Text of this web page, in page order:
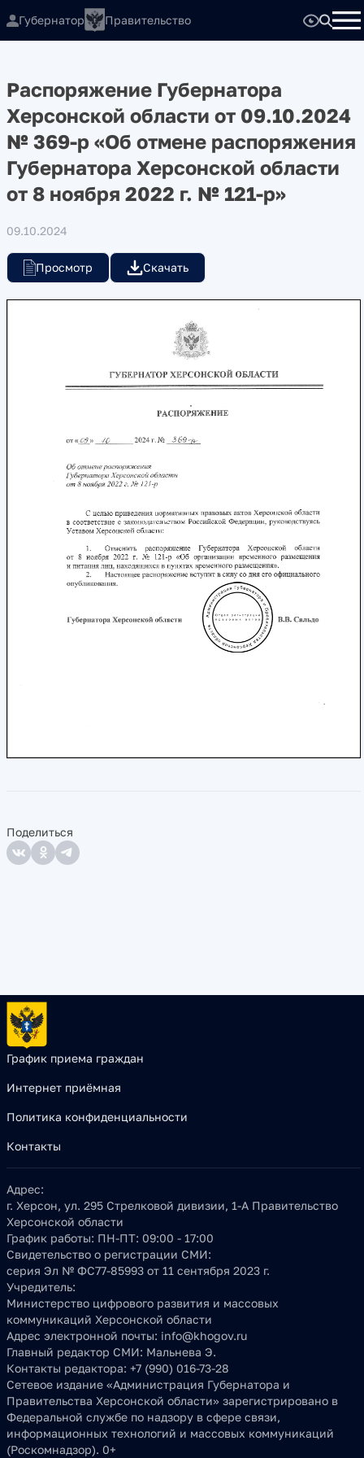
Губернатор Правительство
Распоряжение Губернатора
Херсонской области от 09.10.2024
№ 369-р «Об отмене распоряжения
Губернатора Херсонской области
от 8 ноября 2022 г. № 121-р»
09.10.2024
Просмотр Скачать
Поделиться
График приема граждан
Интернет приёмная
Политика конфиденциальности
Контакты
Адрес:
г. Херсон, ул. 295 Стрелковой дивизии, 1-А Правительство
Херсонской области
График работы: ПН-ПТ: 09:00 - 17:00
Свидетельство о регистрации СМИ:
серия Эл № ФС77-85993 от 11 сентября 2023 г.
Учредитель:
Министерство цифрового развития и массовых
коммуникаций Херсонской области
Адрес электронной почты: info@khogov.ru
Главный редактор СМИ: Мальнева Э.
Контакты редактора: +7 (990) 016-73-28
Сетевое издание «Администрация Губернатора и
Правительства Херсонской области» зарегистрировано в
Федеральной службе по надзору в сфере связи,
информационных технологий и массовых коммуникаций
(Роскомнадзор). 0+